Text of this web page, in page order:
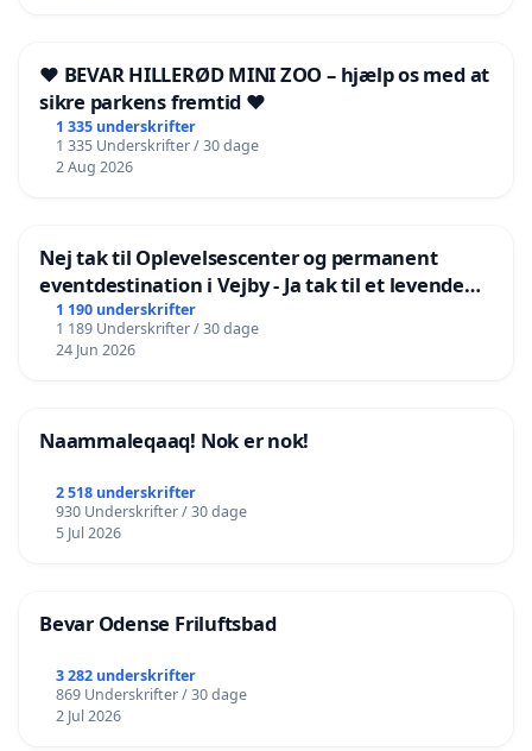
❤️ BEVAR HILLERØD MINI ZOO – hjælp os med at
sikre parkens fremtid ❤️
1 335 underskrifter
1 335 Underskrifter / 30 dage
2 Aug 2026
Nej tak til Oplevelsescenter og permanent
eventdestination i Vejby - Ja tak til et levende
lokalområde i balance
1 190 underskrifter
1 189 Underskrifter / 30 dage
24 Jun 2026
Naammaleqaaq! Nok er nok!
2 518 underskrifter
930 Underskrifter / 30 dage
5 Jul 2026
Bevar Odense Friluftsbad
3 282 underskrifter
869 Underskrifter / 30 dage
2 Jul 2026